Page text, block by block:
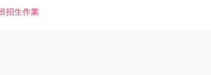
招生作業